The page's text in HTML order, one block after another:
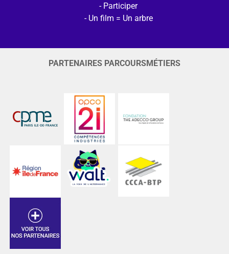
Participer
Un film = Un arbre
PARTENAIRES PARCOURSMÉTIERS